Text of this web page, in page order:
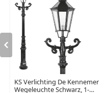
KS Verlichting De Kennemer
Wegeleuchte Schwarz, 1-